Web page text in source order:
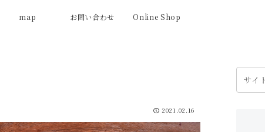
map お問い合わせ Online Shop
2021.02.16